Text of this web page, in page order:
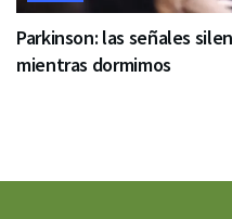
Parkinson: las señales
mientras dormimos